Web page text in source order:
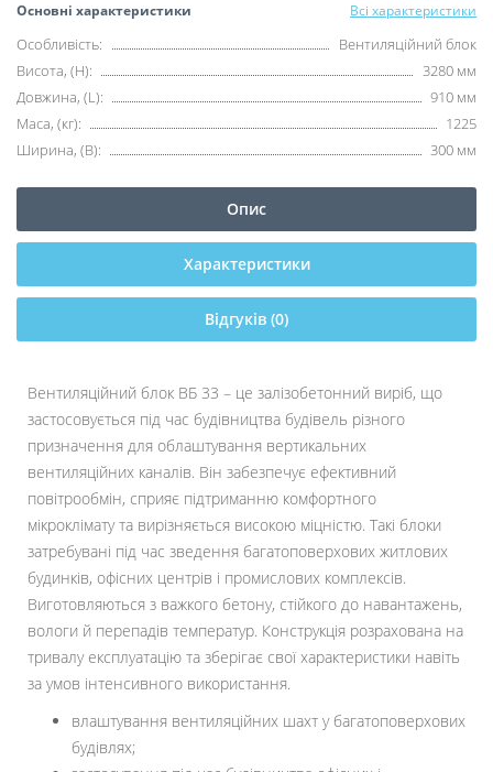
Основні характеристики Всі характеристики
Особливість:
Вентиляційний блок
Висота, (H):
3280 мм
Довжина, (L):
910 мм
Маса, (кг):
1225
Ширина, (B):
300 мм
Опис
Характеристики
Відгуків (0)
Вентиляційний блок ВБ 33 – це залізобетонний виріб, що
застосовується під час будівництва будівель різного
призначення для облаштування вертикальних
вентиляційних каналів. Він забезпечує ефективний
повітрообмін, сприяє підтриманню комфортного
мікроклімату та вирізняється високою міцністю. Такі блоки
затребувані під час зведення багатоповерхових житлових
будинків, офісних центрів і промислових комплексів.
Виготовляються з важкого бетону, стійкого до навантажень,
вологи й перепадів температур. Конструкція розрахована на
тривалу експлуатацію та зберігає свої характеристики навіть
за умов інтенсивного використання.
влаштування вентиляційних шахт у багатоповерхових
будівлях;